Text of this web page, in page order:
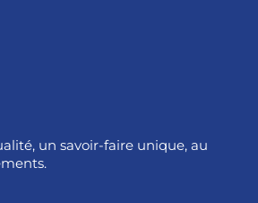
un savoir-faire unique, au